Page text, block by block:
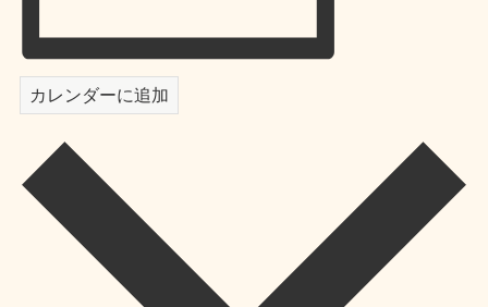
カレンダーに追加